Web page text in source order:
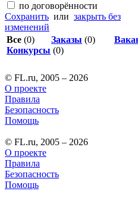
по договорённости
Сохранить или закрыть без
изменений
Все (0) Заказы (0)
Конкурсы (0)
© FL.ru, 2005 – 2026
О проекте
Правила
Безопасность
Помощь
© FL.ru, 2005 – 2026
О проекте
Правила
Безопасность
Помощь